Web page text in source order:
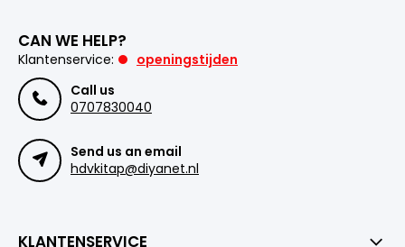
CAN WE HELP?
Klantenservice:
openingstijden
Call us
0707830040
Send us an email
hdvkitap@diyanet.nl
KLANTENSERVICE